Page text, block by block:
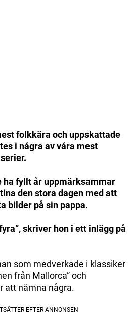
folkkära och uppskattade
i några av våra mest
ha fyllt år uppmärksammar
den stora dagen med att
bilder på sin pappa.
skriver hon i ett inlägg på
som medverkade i klassiker
från Mallorca” och
att nämna några.